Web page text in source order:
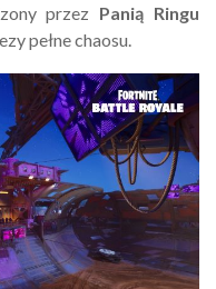
przez Panią Ringu
pełne chaosu.